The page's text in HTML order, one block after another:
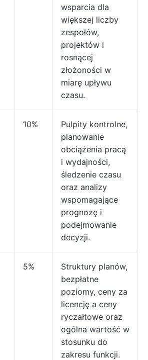
wsparcia dla
większej liczby
zespołów,
projektów i
rosnącej
złożoności w
miarę upływu
czasu.
10%
Pulpity kontrolne,
planowanie
obciążenia pracą
i wydajności,
śledzenie czasu
oraz analizy
wspomagające
prognozę i
podejmowanie
decyzji.
5%
Struktury planów,
bezpłatne
poziomy, ceny za
licencję a ceny
ryczałtowe oraz
ogólna wartość w
stosunku do
zakresu funkcji.